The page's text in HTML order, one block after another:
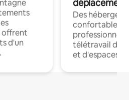
offrent
d'un
déplacement
Des
confortables
professionnels
télétravail
et d'espaces